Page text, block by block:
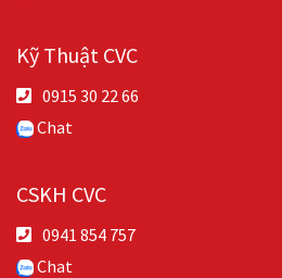
Kỹ Thuật CVC
0915 30 22 66
Chat
CSKH CVC
0941 854 757
Chat